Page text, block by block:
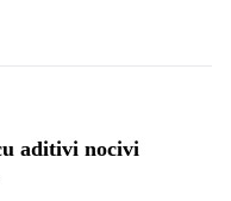
aditivi nocivi